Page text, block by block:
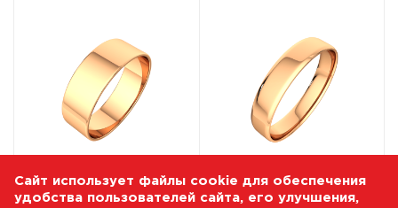
Кольцо обр.
107012.14K.R.ZZ
Кольцо обр.
1445153.14K.R.ZZ
Сайт использует файлы cookie для обеспечения
удобства пользователей сайта, его улучшения,